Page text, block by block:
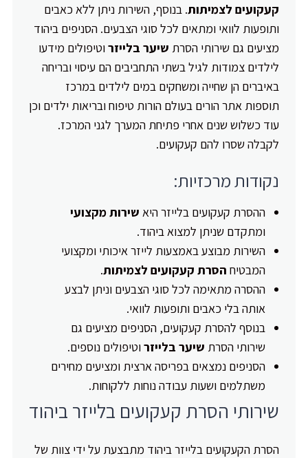
קעקועים לצמיתות. בנוסף, השירות ניתן ללא כאבים
ותופעות לוואי ומתאים לכל סוגי הצבעים. הסניפים ביהוד
מציעים גם שירותי הסרת שיער בלייזרוטיפולים מידעו
לילדים צמודות לגיל בשתי התחביבים הם עיסוי ובריחה
באיברים הן שחייה ומשחקים במים לילדים במרכז
תוספות אתר הורים בעולם הורות טיפוח ובריאות ילדים וכן
עוד כשלוש שנים אחרי פתיחת המערך לגני המרכז.
לקבלה שסרו להם קעקועים.
נקודות מרכזיות:
ההסרת קעקועים בלייזר היא שירות מקצועי
ומתקדם שניתן למצוא ביהוד.
השירות מבוצע באמצעות לייזר איכותי ומקצועי
המבטיח הסרת קעקועים לצמיתות.
ההסרה מתאימה לכל סוגי הצבעים וניתן לבצע
אותה בלי כאבים ותופעות לוואי.
בנוסף להסרת קעקועים, הסניפים מציעים גם
שירותי הסרת שיער בלייזרוטיפולים נוספים.
הסניפים נמצאים בפריסה ארצית ומציעים מחירים
משתלמים ושעות עבודה נוחות ללקוחות.
שירותי הסרת קעקועים בלייזר ביהוד
הסרת הקעקועים בלייזר ביהוד מתבצעת על ידי צוות של